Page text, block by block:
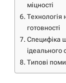
міцності
Технологія
готовності
Специфіка
Типові